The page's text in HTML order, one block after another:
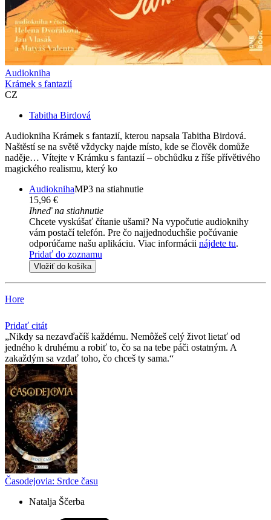
Audiokniha
Krámek s fantazií
CZ
Tabitha Birdová
Audiokniha Krámek s fantazií, kterou napsala Tabitha Birdová.
Naštěstí se na světě vždycky najde místo, kde se člověk domůže
naděje… Vítejte v Krámku s fantazií – obchůdku z říše přívětivého
magického realismu, který ko
AudioknihaMP3 na stiahnutie
15,96 €
Ihneď na stiahnutie
Chcete vyskúšať čítanie ušami? Na vypočutie audioknihy
vám postačí telefón. Pre čo najjednoduchšie počúvanie
odporúčame našu aplikáciu. Viac informácii nájdete tu.
Pridať do zoznamu
Vložiť do košíka
Hore
Pridať citát
Nikdy sa nezavďačíš každému. Nemôžeš celý život lietať od
jedného k druhému a robiť to, čo sa na tebe páči ostatným. A
zakaždým sa vzdať toho, čo chceš ty sama.
Časodejovia: Srdce času
Natalja Ščerba